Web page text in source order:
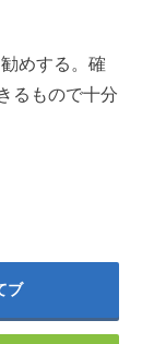
めする。確
るもので十分
ブ